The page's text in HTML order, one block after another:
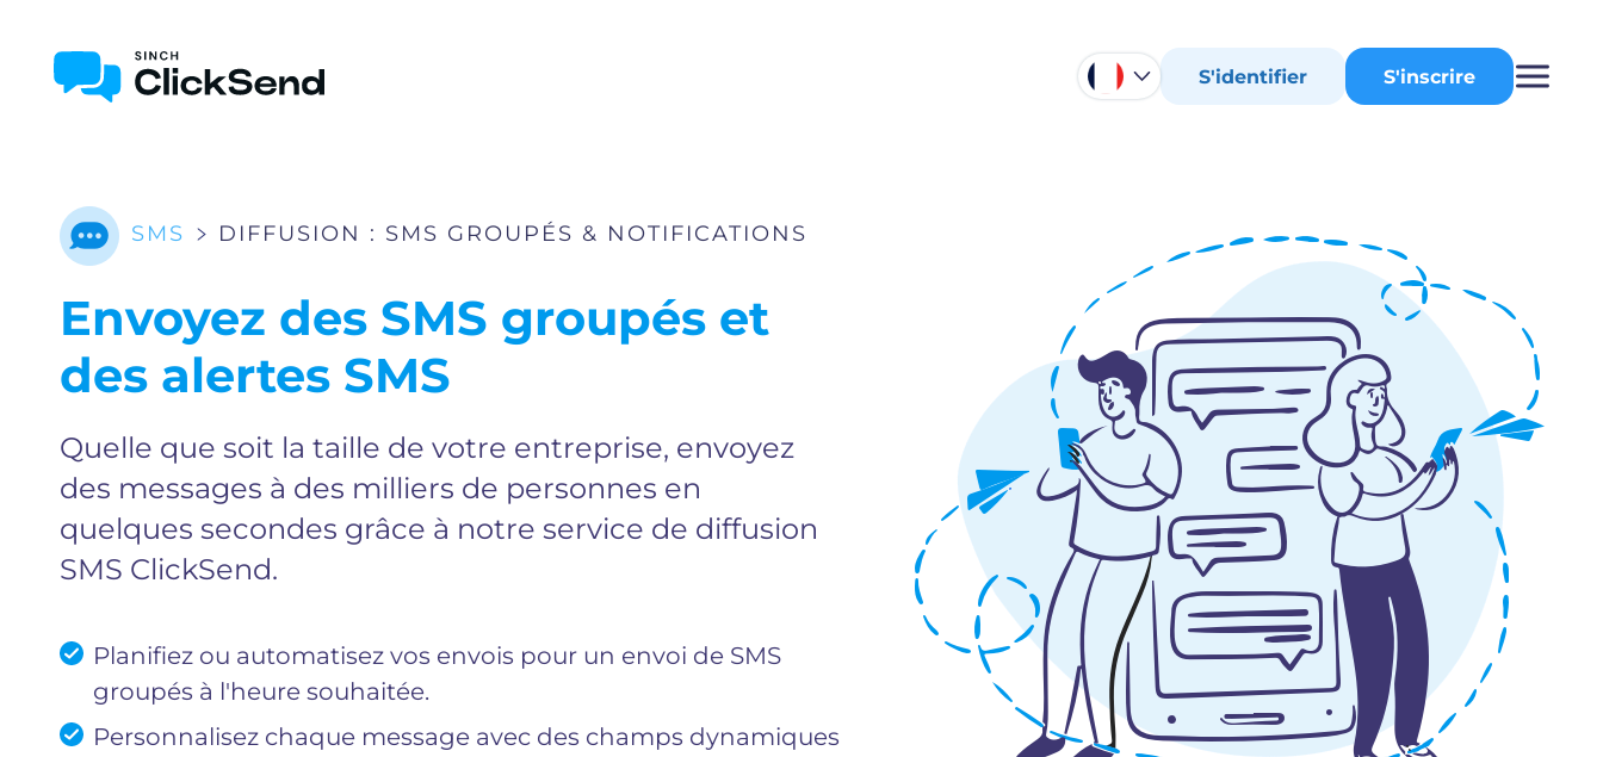
S'identifier S'inscrire
SMS DIFFUSION : SMS GROUPÉS & NOTIFICATIONS
Envoyez des SMS groupés et
des alertes SMS
Quelle que soit la taille de votre entreprise, envoyez
des messages à des milliers de personnes en
quelques secondes grâce à notre service de diffusion
SMS ClickSend.
Planifiez ou automatisez vos envois pour un envoi de SMS
groupés à l'heure souhaitée.
Personnalisez chaque message avec des champs dynamiques